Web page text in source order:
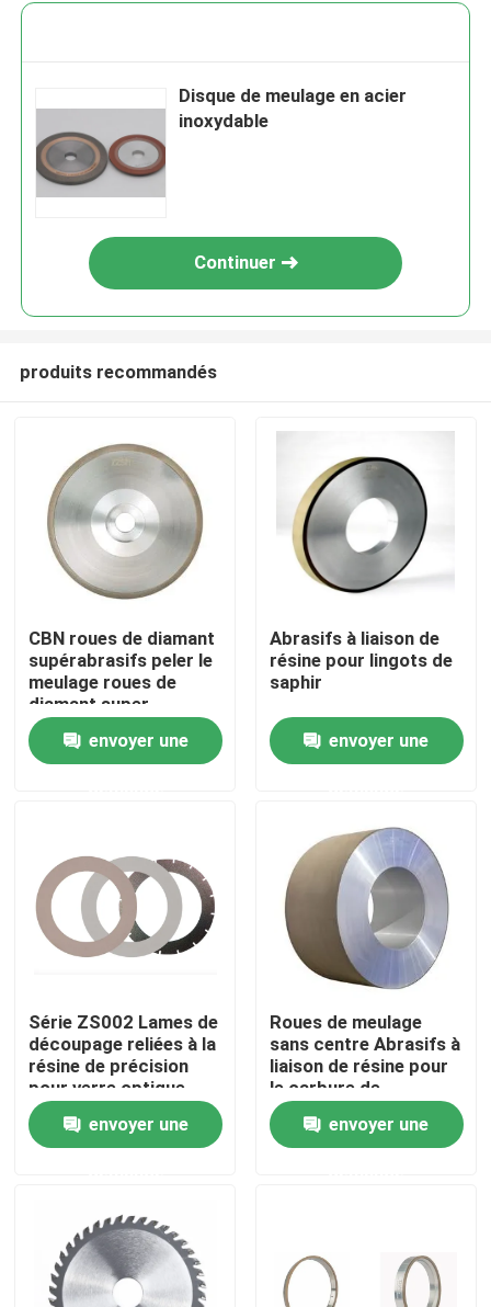
À la maison
Produits
À propos de nous
Visite de l'usine
Contrôle de la qualité
Nous contacter
Abrasifs industriels
Abrasifs revêtus
Disque de meulage en acier
inoxydable
Continuer
produits recommandés
CBN roues de diamant
supérabrasifs peler le
meulage roues de
diamant super
abrasifs
envoyer une
Abrasifs à liaison de
résine pour lingots de
saphir
envoyer une
Série ZS002 Lames de
découpage reliées à la
résine de précision
pour verre optique
envoyer une
Roues de meulage
sans centre Abrasifs à
liaison de résine pour
le carbure de
tungstène
envoyer une